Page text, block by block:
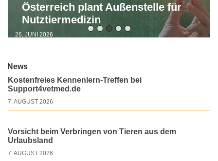
Österreich plant Außenstelle für
Nutztiermedizin
26. JUNI 2026
News
Kostenfreies Kennenlern-Treffen bei
Support4vetmed.de
7. AUGUST 2026
Vorsicht beim Verbringen von Tieren aus dem
Urlaubsland
7. AUGUST 2026